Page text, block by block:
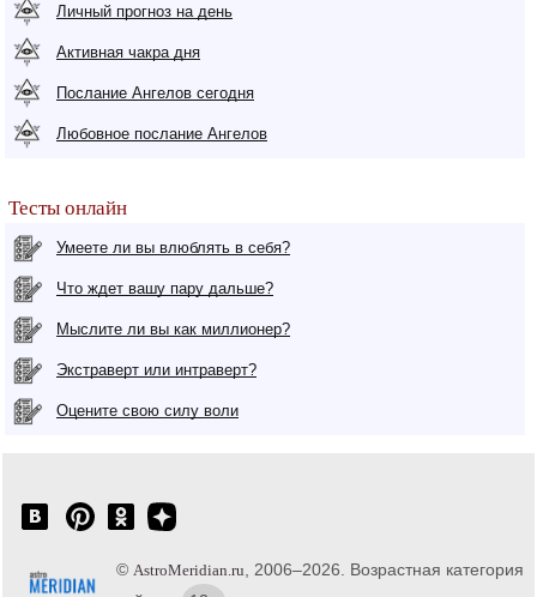
Личный прогноз на день
Активная чакра дня
Послание Ангелов сегодня
Любовное послание Ангелов
Тесты онлайн
Умеете ли вы влюблять в себя?
Что ждет вашу пару дальше?
Мыслите ли вы как миллионер?
Экстраверт или интраверт?
Оцените свою силу воли
© AstroMeridian.ru , 2006–2026. Возрастная категория